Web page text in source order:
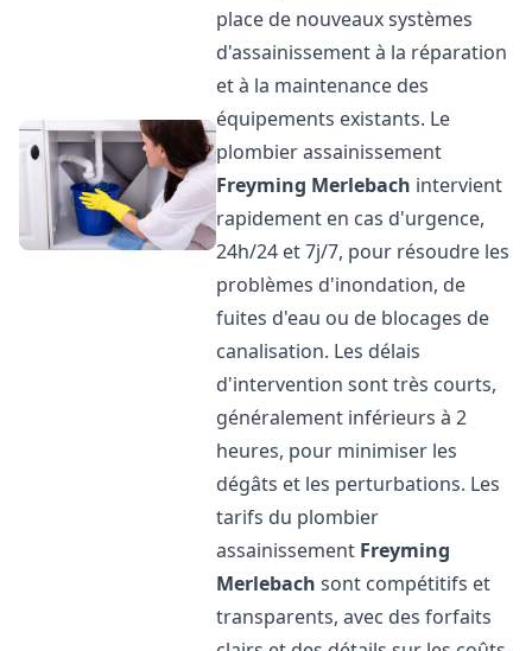
place de nouveaux systèmes
d'assainissement à la réparation
et à la maintenance des
équipements existants. Le
plombier assainissement
Freyming Merlebach intervient
rapidement en cas d'urgence,
24h/24 et 7j/7, pour résoudre les
problèmes d'inondation, de
fuites d'eau ou de blocages de
canalisation. Les délais
d'intervention sont très courts,
généralement inférieurs à 2
heures, pour minimiser les
dégâts et les perturbations. Les
tarifs du plombier
assainissement Freyming
Merlebach sont compétitifs et
transparents, avec des forfaits